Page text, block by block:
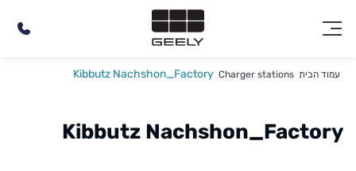
עמוד הבית Charger stations
Kibbutz Nachshon_Factory
Kibbutz Nachshon_Factory